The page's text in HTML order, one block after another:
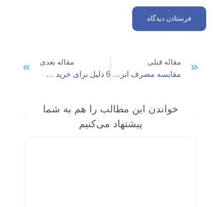
مقاله قبلی
مقایسه مصرف انرژی و نویز سرورها Dell و HP
مقاله بعدی
6 دلیل برای خرید سرور کارکرده یا Refurbished
خواندن این مطالب را هم به شما
پیشنهاد می‌کنیم